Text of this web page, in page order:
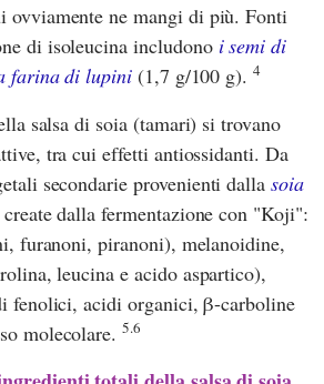
ovviamente ne mangi di più. Fonti
di isoleucina includono i semi di
farina di lupini(1,7 g/100 g).4
salsa di soia (tamari) si trovano
tra cui effetti antiossidanti. Da
secondarie provenienti dallasoia
dalla fermentazione con "Koji":
furanoni, piranoni), melanoidine,
leucina e acido aspartico),
fenolici, acidi organici, β-carboline
molecolare.5.6